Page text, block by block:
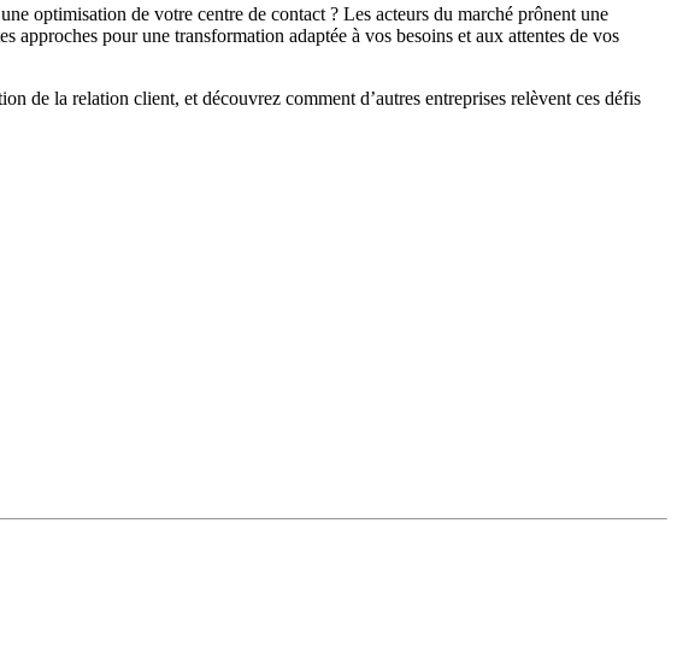
optimisation de votre centre de contact ? Les acteurs du marché prônent une
pour une transformation adaptée à vos besoins et aux attentes de vos
de la relation client, et découvrez comment d’autres entreprises relèvent ces défis